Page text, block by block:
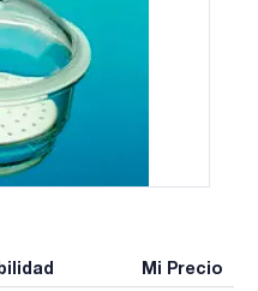
Mi Precio